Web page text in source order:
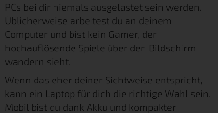
PCs bei dir niemals ausgelastet sein werden.
Üblicherweise arbeitest du an deinem
Computer und bist kein Gamer, der
hochauflösende Spiele über den Bildschirm
wandern sieht.
Wenn das eher deiner Sichtweise entspricht,
kann ein Laptop für dich die richtige Wahl sein.
Mobil bist du dank Akku und kompakter